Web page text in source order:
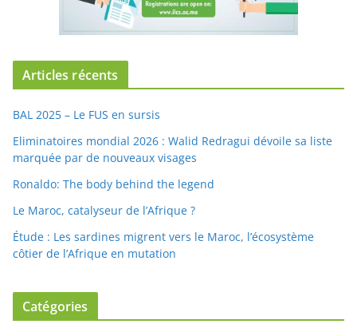
Articles récents
BAL 2025 – Le FUS en sursis
Eliminatoires mondial 2026 : Walid Redragui dévoile sa liste
marquée par de nouveaux visages
Ronaldo: The body behind the legend
Le Maroc, catalyseur de l’Afrique ?
Étude : Les sardines migrent vers le Maroc, l’écosystème
côtier de l’Afrique en mutation
Catégories